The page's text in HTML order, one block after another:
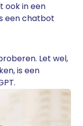
ook in een
een chatbot
Let wel,
is een